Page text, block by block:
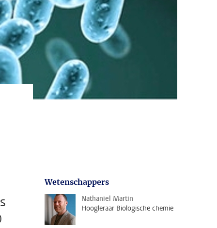
Wetenschappers
Nathaniel Martin
Hoogleraar Biologische chemie